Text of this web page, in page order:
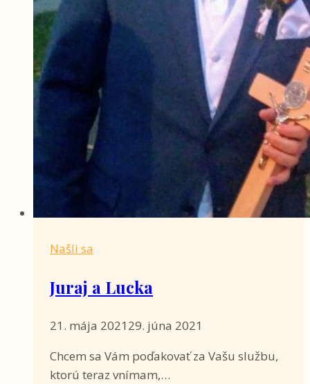
Našli sa
Juraj a Lucka
21. mája 2021 29. júna 2021
Chcem sa Vám poďakovať za Vašu službu,
ktorú teraz vnímam,…